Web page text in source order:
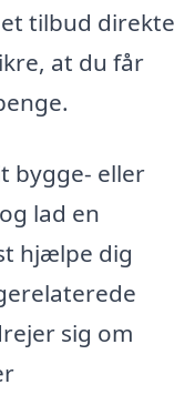
tilbud direkte
at du får
bygge- eller
lad en
hjælpe dig
sig om